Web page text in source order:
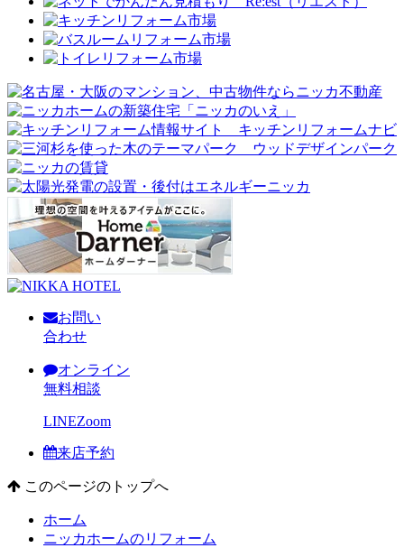
お問い
合わせ
オンライン
無料相談
LINEZoom
来店予約
このページのトップへ
ホーム
ニッカホームのリフォーム